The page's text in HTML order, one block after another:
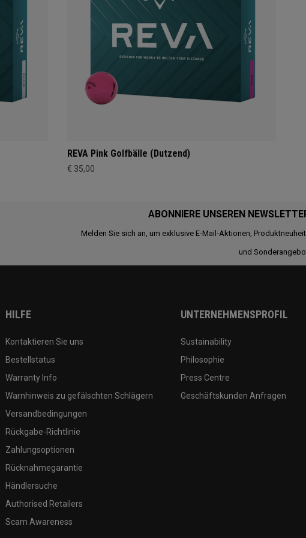
REVA Pink Golfbälle (Dutzend)
€ 35,00
ABONNIERE UNSEREN
Melden Sie sich an, um exklusive E-Mail-Aktionen,
und
HILFE
Kontaktieren Sie uns
Bestellstatus
Warranty Info
Warnhinweis zu gefälschten Schlägern
Versandbedingungen
Rückgabe-Richtlinie
Zahlungsoptionen
Rücknahmegarantie
Händlersuche
Authorised Retailers
Scam Awareness
UNTERNEHMENSPROFIL
Sustainability
Philosophie
Press Centre
Geschäftskunden Anfragen